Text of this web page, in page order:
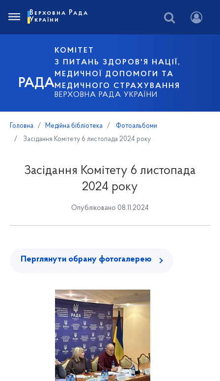
РАДА
КОМІТЕТ
З ПИТАНЬ ЗДОРОВ'Я НАЦІЇ,
МЕДИЧНОЇ ДОПОМОГИ ТА
МЕДИЧНОГО СТРАХУВАННЯ
ВЕРХОВНА РАДА УКРАЇНИ
Верховна Рада
України
Головна Медійна бібліотека
Фотоальбоми
Засідання Комітету 6 листопада 2024 року
Засідання Комітету 6 листопада
2024 року
Опубліковано 08.11.2024
Перглянути обрану фотогалерею